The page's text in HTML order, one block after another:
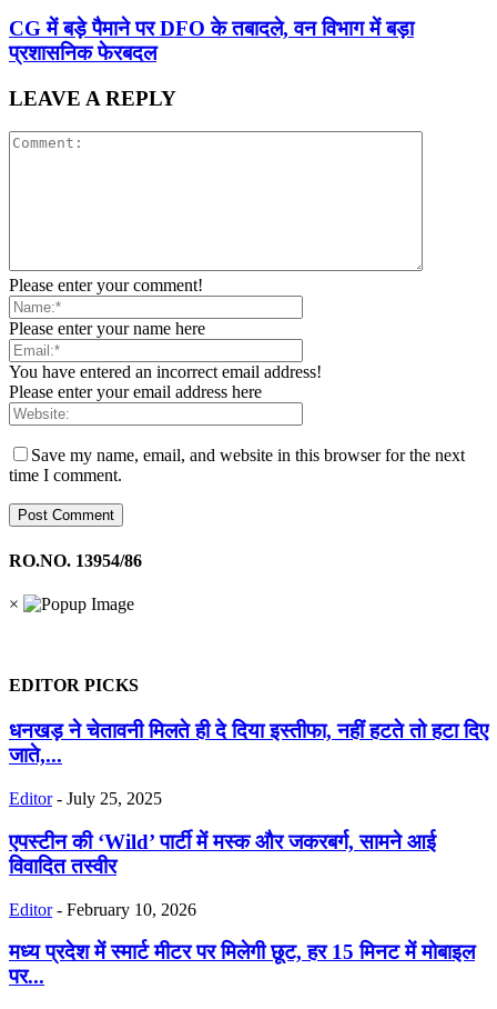
CG में बड़े पैमाने पर DFO के तबादले, वन विभाग में बड़ा
प्रशासनिक फेरबदल
LEAVE A REPLY
Please enter your comment!
Please enter your name here
You have entered an incorrect email address!
Please enter your email address here
Save my name, email, and website in this browser for the next
time I comment.
RO.NO. 13954/86
×
EDITOR PICKS
धनखड़ ने चेतावनी मिलते ही दे दिया इस्तीफा, नहीं हटते तो हटा दिए
जाते,...
Editor - July 25, 2025
एपस्टीन की ‘Wild’ पार्टी में मस्क और जकरबर्ग, सामने आई
विवादित तस्वीर
Editor - February 10, 2026
मध्य प्रदेश में स्मार्ट मीटर पर मिलेगी छूट, हर 15 मिनट में मोबाइल
पर...